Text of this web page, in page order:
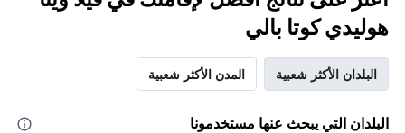
هوليدي كوتا بالي
البلدان الأكثر شعبية المدن الأكثر شعبية
البلدان التي يبحث عنها مستخدمونا